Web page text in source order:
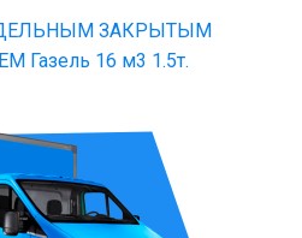
ЗАКРЫТЫМ
Газель 16 м3 1.5т.